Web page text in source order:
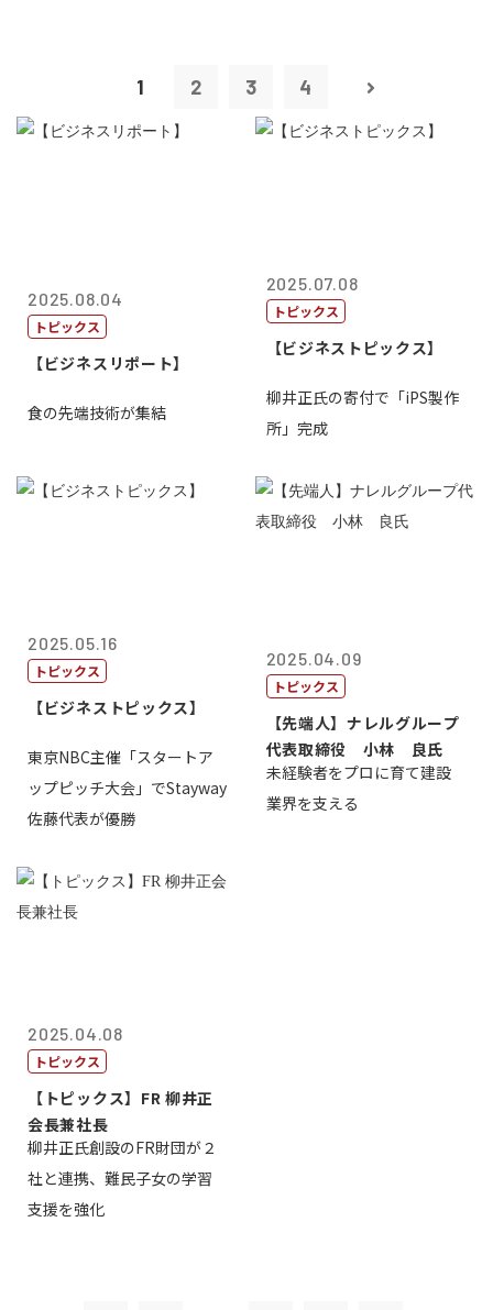
1 2 3 4
2025.08.04
トピックス
【ビジネスリポート】
食の先端技術が集結
2025.07.08
トピックス
【ビジネストピックス】
柳井正氏の寄付で「iPS製作
所」完成
2025.05.16
トピックス
【ビジネストピックス】
東京NBC主催「スタートア
ップピッチ大会」でStayway
佐藤代表が優勝
2025.04.09
トピックス
【先端人】ナレルグループ
代表取締役 小林 良氏
未経験者をプロに育て建設
業界を支える
2025.04.08
トピックス
【トピックス】FR 柳井正
会長兼社長
柳井正氏創設のFR財団が２
社と連携、難民子女の学習
支援を強化